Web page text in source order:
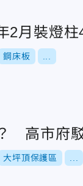
月裝燈柱
鋼床板
高市府
大坪頂保護區